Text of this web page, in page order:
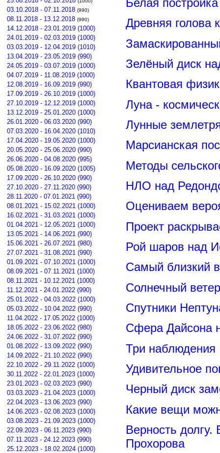
03.10.2018 - 07.11.2018 (990)
08.11.2018 - 13.12.2018 (990)
14.12.2018 - 23.01.2019 (1000)
24.01.2019 - 02.03.2019 (1000)
03.03.2019 - 12.04.2019 (1010)
13.04.2019 - 23.05.2019 (990)
24.05.2019 - 03.07.2019 (1000)
04.07.2019 - 11.08.2019 (1000)
12.08.2019 - 16.09.2019 (990)
17.09.2019 - 26.10.2019 (1000)
27.10.2019 - 12.12.2019 (1000)
13.12.2019 - 25.01.2020 (1000)
26.01.2020 - 06.03.2020 (990)
07.03.2020 - 16.04.2020 (1010)
17.04.2020 - 19.05.2020 (1000)
20.05.2020 - 25.06.2020 (990)
26.06.2020 - 04.08.2020 (995)
05.08.2020 - 16.09.2020 (1005)
17.09.2020 - 26.10.2020 (990)
27.10.2020 - 27.11.2020 (990)
28.11.2020 - 07.01.2021 (990)
08.01.2021 - 15.02.2021 (1000)
16.02.2021 - 31.03.2021 (1000)
01.04.2021 - 12.05.2021 (1000)
13.05.2021 - 14.06.2021 (990)
15.06.2021 - 26.07.2021 (980)
27.07.2021 - 31.08.2021 (990)
01.09.2021 - 07.10.2021 (1000)
08.09.2021 - 07.11.2021 (1000)
08.11.2021 - 10.12.2021 (1000)
11.12.2021 - 24.01.2022 (990)
25.01.2022 - 04.03.2022 (1000)
05.03.2022 - 10.04.2022 (990)
11.04.2022 - 17.05.2022 (1000)
18.05.2022 - 23.06.2022 (980)
24.06.2022 - 31.07.2022 (990)
01.08.2022 - 13.09.2022 (990)
14.09.2022 - 21.10.2022 (990)
22.10.2022 - 29.11.2022 (1000)
30.11.2022 - 22.01.2023 (1000)
23.01.2023 - 02.03.2023 (990)
03.03.2023 - 21.04.2023 (1000)
22.04.2023 - 13.06.2023 (990)
14.06.2023 - 02.08.2023 (1000)
03.08.2023 - 21.09.2023 (1000)
22.09.2023 - 06.11.2023 (990)
07.11.2023 - 24.12.2023 (990)
25.12.2023 - 18.02.2024 (1000)
Белая
Древняя голова
Зелёный диск
Квантовая
Луна -
Лунные
Марсианская
Методы
НЛО над
Оцениваем
Проект
Рой шаров над
Самый близкий
Солнечный
Спутники
Сфера Дайсона
Три
Удивительное
Черный диск
Какие вещи
Верность
Прохорова